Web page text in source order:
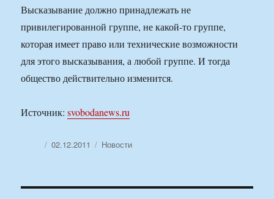
Высказывание должно принадлежать не
привилегированной группе, не какой-то группе,
которая имеет право или технические возможности
для этого высказывания, а любой группе. И тогда
общество действительно изменится.
Источник:svobodanews.ru
АвторОпубликовано
02.12.2011 Рубрики
Новости